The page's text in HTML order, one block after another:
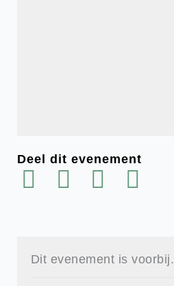
Deel dit evenement
Dit evenement is voorbij.